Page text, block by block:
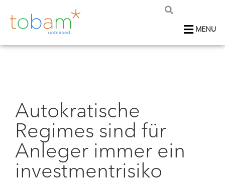
MENU
Autokratische
Regimes sind für
Anleger immer ein
investmentrisiko